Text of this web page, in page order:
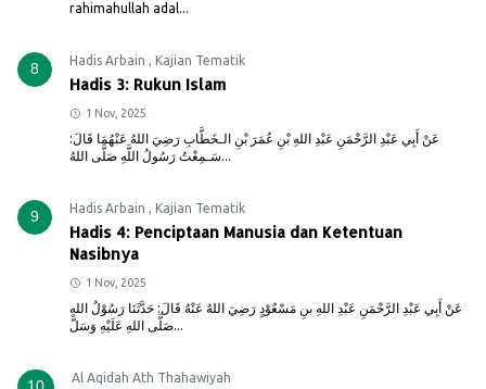
rahimahullah adal...
8 Hadis Arbain , Kajian Tematik
Hadis 3: Rukun Islam
1 Nov, 2025
عَنْ أَبِي عَبْدِ الرَّحْمَنِ عَبْدِ اللهِ بْنِ عُمَرَ بْنِ الـخَطَّابِ رَضِيَ اللهُ عَنْهُمَا قَالَ:
سَـمِعْتُ رَسُولُ اللَّهِ صَلَّى اللهُ...
9 Hadis Arbain , Kajian Tematik
Hadis 4: Penciptaan Manusia dan Ketentuan
Nasibnya
1 Nov, 2025
عَنْ أَبِي عَبْدِ الرَّحْمَنِ عَبْدِ اللهِ بنِ مَسْعُوْدٍ رَضِيَ اللهُ عَنْهُ قَالَ: حَدَّثَنَا رَسُوْلُ اللهِ
صَلَّى اللهِ عَلَيْهِ وَسَلَّ...
Al Aqidah Ath Thahawiyah